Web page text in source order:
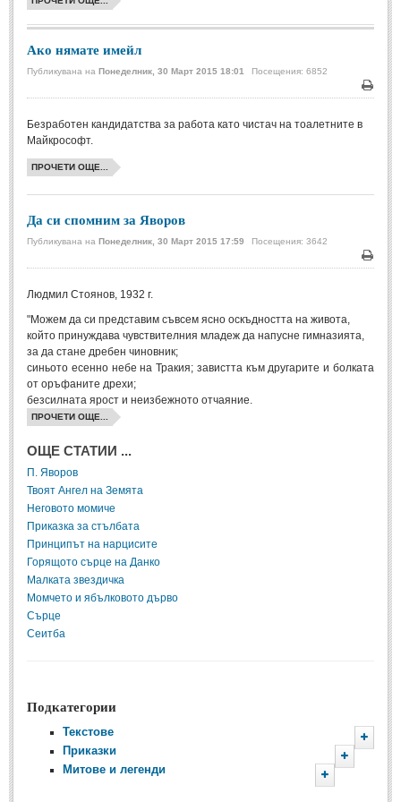
Мъдрости за живота
Мъдрости за любовта
Мъдрости за щастието (5)
Мъдрости за приятелството
ФИЛОСОФИЯ
ФИЛОСОФИЯ
Философски мисли (19)
Житейска философия (83)
Философия на любовта
ПРИТЧИ
Притчи за живота
Притчи за любовта
Притчи за приятелството
LATEST NEWS
Щастието
Усмивката
Post: 28 Юни 2018
Ако нямате имейл
Публикувана на Понеделник, 30 Март 2015 18:01 Посещения: 6852
Печат
Безработен кандидатства за работа като чистач на тоалетните в
Майкрософт.
ПРОЧЕТИ ОЩЕ...
Да си спомним за Яворов
Публикувана на Понеделник, 30 Март 2015 17:59 Посещения: 3642
Печат
Людмил Стоянов, 1932 г.
"Можем да си представим съвсем ясно оскъдността на живота,
който принуждава чувствителния младеж да напусне гимназията,
за да стане дребен чиновник;
синьото есенно небе на Тракия; завистта към другарите и болката
от оръфаните дрехи;
безсилната ярост и неизбежното отчаяние.
ПРОЧЕТИ ОЩЕ...
ОЩЕ СТАТИИ ...
П. Яворов
Твоят Ангел на Земята
Неговото момиче
Приказка за стълбата
Принципът на нарцисите
Горящото сърце на Данко
Малката звездичка
Момчето и ябълковото дърво
Сърце
Сеитба
Подкатегории
Текстове
Истории
Разкази
Приказки
Автори на приказки
Митове и легенди